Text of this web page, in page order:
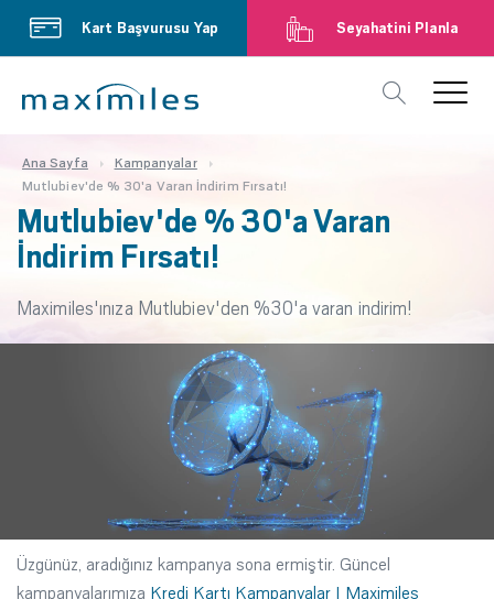
Kart Başvurusu Yap Seyahatini Planla
Ana Sayfa
Kampanyalar
Mutlubiev'de % 30'a Varan İndirim Fırsatı!
Mutlubiev'de % 30'a Varan
İndirim Fırsatı!
Maximiles'ınıza Mutlubiev'den %30'a varan indirim!
Üzgünüz, aradığınız kampanya sona ermiştir. Güncel
kampanyalarımıza Kredi Kartı Kampanyalar | Maximiles